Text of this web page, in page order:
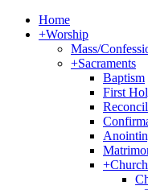
Home
+Worship
Mass/
+Sacraments
Baptism
First
+